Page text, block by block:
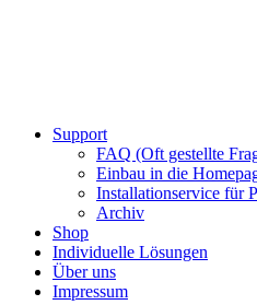
Support
FAQ (Oft gestellte
Einbau in die
Installationservice für
Archiv
Shop
Individuelle Lösungen
Über uns
Impressum